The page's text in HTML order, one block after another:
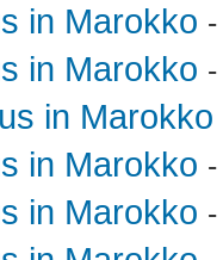
in Marokko
in Marokko
in Marokko
in Marokko
in Marokko